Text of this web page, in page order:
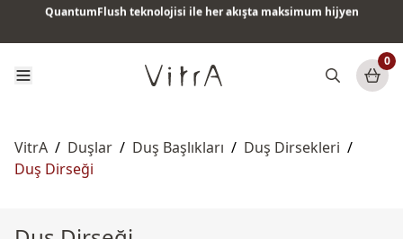
0
VitrA / Duşlar / Duş Başlıkları / Duş Dirsekleri /
Duş Dirseği